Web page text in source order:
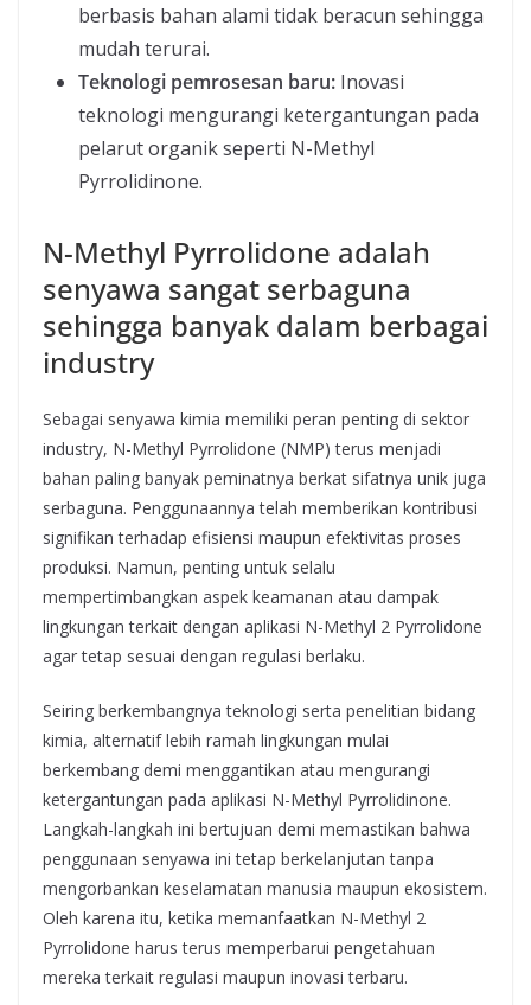
berbasis bahan alami tidak beracun sehingga
mudah terurai.
Teknologi pemrosesan baru: Inovasi
teknologi mengurangi ketergantungan pada
pelarut organik seperti N-Methyl
Pyrrolidinone.
N-Methyl Pyrrolidone adalah
senyawa sangat serbaguna
sehingga banyak dalam berbagai
industry
Sebagai senyawa kimia memiliki peran penting di sektor
industry, N-Methyl Pyrrolidone (NMP) terus menjadi
bahan paling banyak peminatnya berkat sifatnya unik juga
serbaguna. Penggunaannya telah memberikan kontribusi
signifikan terhadap efisiensi maupun efektivitas proses
produksi. Namun, penting untuk selalu
mempertimbangkan aspek keamanan atau dampak
lingkungan terkait dengan aplikasi N-Methyl 2 Pyrrolidone
agar tetap sesuai dengan regulasi berlaku.
Seiring berkembangnya teknologi serta penelitian bidang
kimia, alternatif lebih ramah lingkungan mulai
berkembang demi menggantikan atau mengurangi
ketergantungan pada aplikasi N-Methyl Pyrrolidinone.
Langkah-langkah ini bertujuan demi memastikan bahwa
penggunaan senyawa ini tetap berkelanjutan tanpa
mengorbankan keselamatan manusia maupun ekosistem.
Oleh karena itu, ketika memanfaatkan N-Methyl 2
Pyrrolidone harus terus memperbarui pengetahuan
mereka terkait regulasi maupun inovasi terbaru.